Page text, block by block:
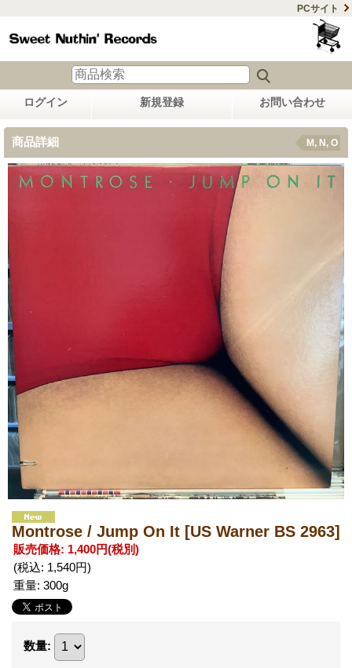
PCサイト
ログイン 新規登録 お問い合わせ
商品詳細 M, N, O
Montrose / Jump On It [US Warner BS 2963]
販売価格: 1,400円(税別)
(税込: 1,540円)
重量: 300g
数量: